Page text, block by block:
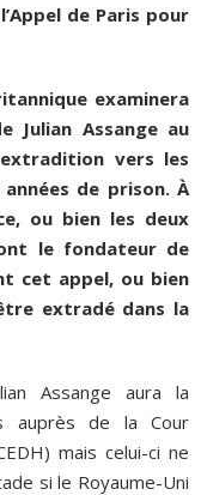
de Paris pour
examinera
Julian Assange au
vers les
de prison. À
ou bien les deux
le fondateur de
cet appel, ou bien
extradé dans la
Assange aura la
auprès de la Cour
mais celui-ci ne
si le Royaume-Uni